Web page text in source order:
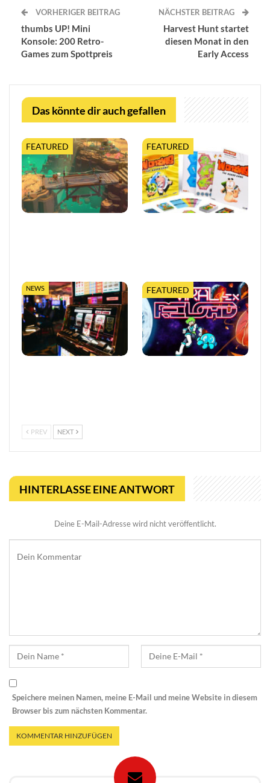
VORHERIGER BEITRAG
thumbs UP! Mini
Konsole: 200 Retro-
Games zum Spottpreis
NÄCHSTER BEITRAG
Harvest Hunt startet
diesen Monat in den
Early Access
Das könnte dir auch gefallen
FEATURED FEATURED
NEWS FEATURED
PREV NEXT
HINTERLASSE EINE ANTWORT
Deine E-Mail-Adresse wird nicht veröffentlicht.
Speichere meinen Namen, meine E-Mail und meine Website in diesem
Browser bis zum nächsten Kommentar.